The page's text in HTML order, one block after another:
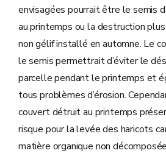
envisagées pourrait être le semis
au printemps ou la destruction
non gélif installé en automne. Le
le semis permettrait d’éviter le
parcelle pendant le printemps et
tous problèmes d’érosion.
couvert détruit au printemps
risque pour la levée des haricots
matière organique non